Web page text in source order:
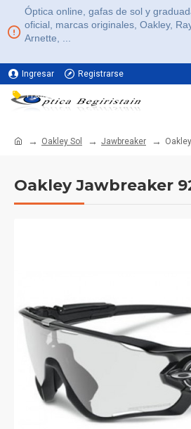
Óptica online, gafas de sol y
oficial, marcas originales, Oakley,
Arnette, ...
Ingresar Registrarse
11% DE DESCUENTO EN TODA LA WEB
Oakley Sol Jawbreaker
Oakley Jawbreaker